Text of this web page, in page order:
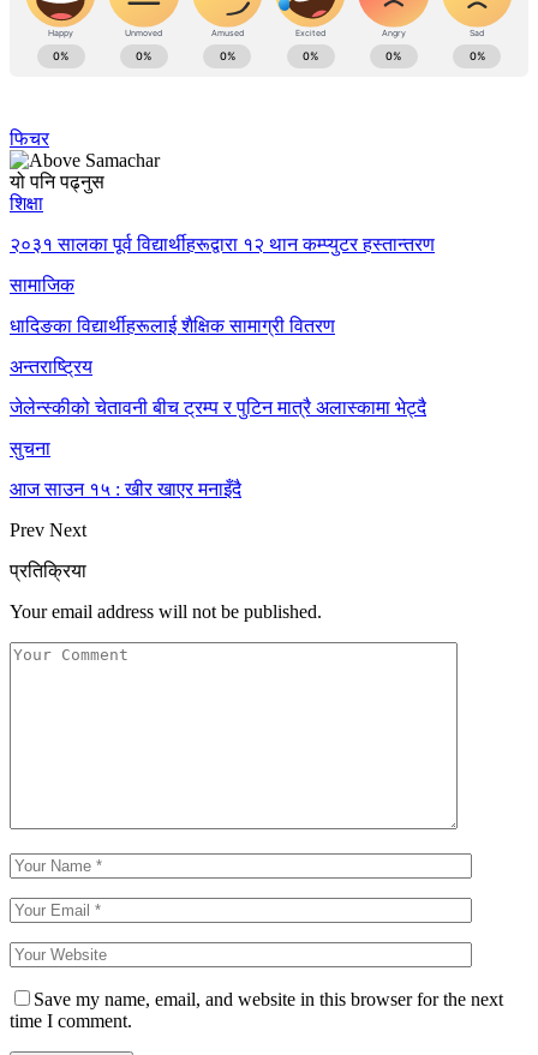
फिचर
यो पनि पढ्नुस
शिक्षा
२०३१ सालका पूर्व विद्यार्थीहरूद्वारा १२ थान कम्प्युटर हस्तान्तरण
सामाजिक
धादिङका विद्यार्थीहरूलाई शैक्षिक सामाग्री वितरण
अन्तराष्ट्रिय
जेलेन्स्कीको चेतावनी बीच ट्रम्प र पुटिन मात्रै अलास्कामा भेट्दै
सुचना
आज साउन १५ : खीर खाएर मनाइँदै
Prev Next
प्रतिक्रिया
Your email address will not be published.
Save my name, email, and website in this browser for the next
time I comment.